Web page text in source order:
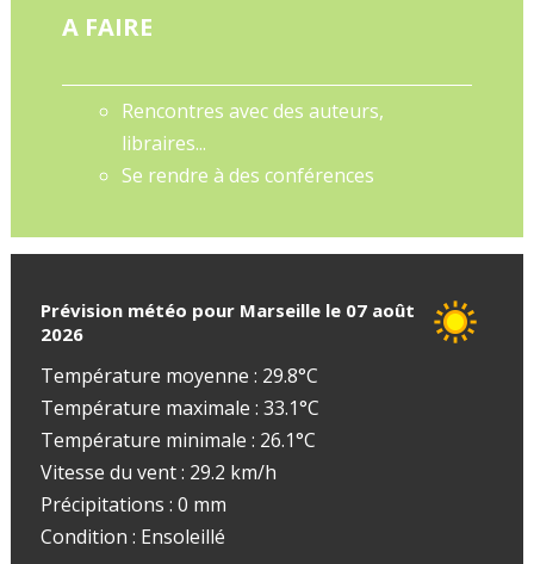
A FAIRE
Rencontres avec des auteurs,
libraires...
Se rendre à des conférences
Prévision météo pour Marseille le 07 août
2026
Température moyenne : 29.8°C
Température maximale : 33.1°C
Température minimale : 26.1°C
Vitesse du vent : 29.2 km/h
Précipitations : 0 mm
Condition : Ensoleillé